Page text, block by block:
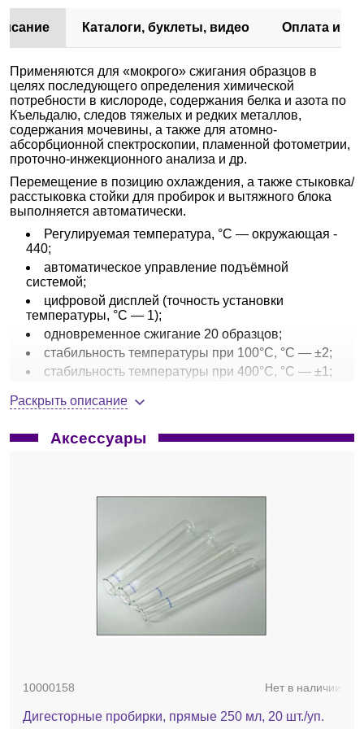
Каталоги, буклеты, видео Оплата и
Применяются для «мокрого» сжигания образцов в
целях последующего определения химической
потребности в кислороде, содержания белка и азота по
Къельдалю, следов тяжелых и редких металлов,
содержания мочевины, а также для атомно-
абсорбционной спектроскопии, пламенной фотометрии,
проточно-инжекционного анализа и др.
Перемещение в позицию охлаждения, а также стыковка/
расстыковка стойки для пробирок и вытяжного блока
выполняется автоматически.
Регулируемая температура, °С — окружающая -
440;
автоматическое управление подъёмной
системой;
цифровой дисплей (точность установки
температуры, °С — 1);
одновременное сжигание 20 образцов;
стабильность температуры при 100°С, °С — ±2;
стабильность температуры при 400°С, °С — ±1;
установка времени на шаг, мин — 1-1199;
объем пробирок, мл — 100 или 250;
автоматическое управление скруббером;
порт RS232 и Bluetooth для связи с принтером
габариты, мм — 300×550×140;
вес, кг — 18.
Раскрыть описание
Аксессуары
10000158 Нет в наличии
Дигесторные пробирки, прямые 250 мл, 20 шт./уп.